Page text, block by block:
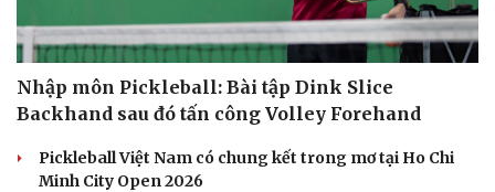
Nhập môn Pickleball: Bài tập Dink Slice
Backhand sau đó tấn công Volley Forehand
Pickleball Việt Nam có chung kết trong mơ tại Ho Chi
Minh City Open 2026